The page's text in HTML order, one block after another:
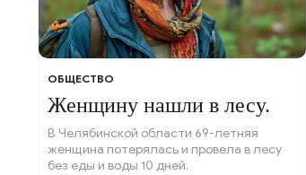
ОБЩЕСТВО
Женщину нашли в лесу.
В Челябинской области 69-летняя
женщина потерялась и провела в лесу
без еды и воды 10 дней.